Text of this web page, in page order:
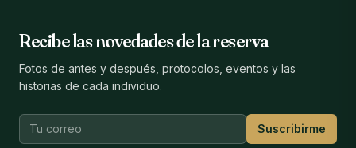
Recibe las novedades de la reserva
Fotos de antes y después, protocolos, eventos y las
historias de cada individuo.
Suscribirme